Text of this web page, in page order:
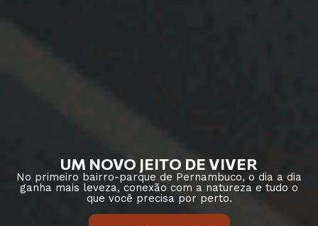
UM NOVO JEITO DE VIVER
No primeiro bairro-parque de Pernambuco, o dia a dia
ganha mais leveza, conexão com a natureza e tudo o
que você precisa por perto.